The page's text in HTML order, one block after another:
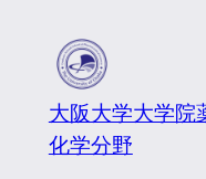
大阪大学大学院
化学分野